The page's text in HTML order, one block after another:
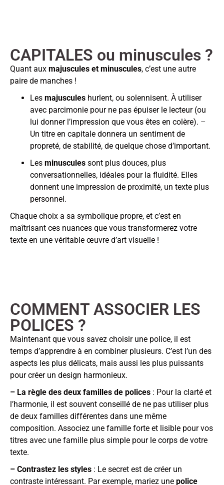
CAPITALES ou minuscules ?
Quant aux majuscules et minuscules, c’est une autre
paire de manches !
Les majuscules hurlent, ou solennisent. À utiliser
avec parcimonie pour ne pas épuiser le lecteur (ou
lui donner l’impression que vous êtes en colère). –
Un titre en capitale donnera un sentiment de
propreté, de stabilité, de quelque chose d’important.
Les minuscules sont plus douces, plus
conversationnelles, idéales pour la fluidité. Elles
donnent une impression de proximité, un texte plus
personnel.
Chaque choix a sa symbolique propre, et c’est en
maîtrisant ces nuances que vous transformerez votre
texte en une véritable œuvre d’art visuelle !
COMMENT ASSOCIER LES
POLICES ?
Maintenant que vous savez choisir une police, il est
temps d’apprendre à en combiner plusieurs. C’est l’un des
aspects les plus délicats, mais aussi les plus puissants
pour créer un design harmonieux.
– La règle des deux familles de polices : Pour la clarté et
l’harmonie, il est souvent conseillé de ne pas utiliser plus
de deux familles différentes dans une même
composition. Associez une famille forte et lisible pour vos
titres avec une famille plus simple pour le corps de votre
texte.
– Contrastez les styles : Le secret est de créer un
contraste intéressant. Par exemple, mariez une police